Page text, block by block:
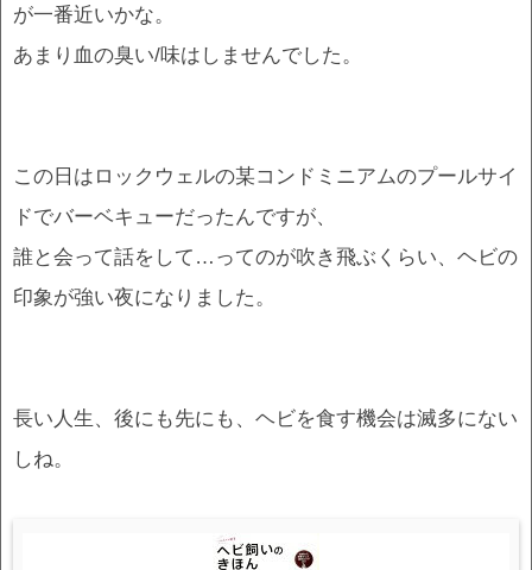
が一番近いかな。
あまり血の臭い/味はしませんでした。
この日はロックウェルの某コンドミニアムのプールサイ
ドでバーベキューだったんですが、
誰と会って話をして…ってのが吹き飛ぶくらい、ヘビの
印象が強い夜になりました。
長い人生、後にも先にも、ヘビを食す機会は滅多にない
しね。